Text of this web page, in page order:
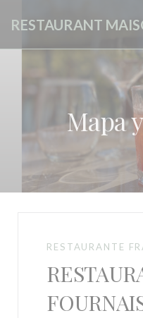
RESTAURANT
Mapa
RESTAURANTE